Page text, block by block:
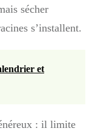
sécher
s’installent.
et
: il limite